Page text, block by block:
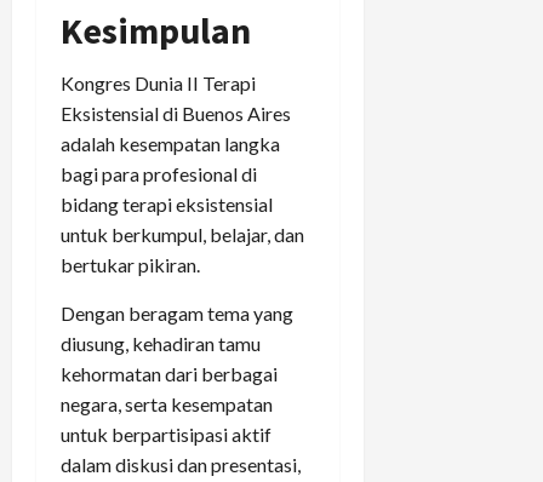
Kesimpulan
Kongres Dunia II Terapi
Eksistensial di Buenos Aires
adalah kesempatan langka
bagi para profesional di
bidang terapi eksistensial
untuk berkumpul, belajar, dan
bertukar pikiran.
Dengan beragam tema yang
diusung, kehadiran tamu
kehormatan dari berbagai
negara, serta kesempatan
untuk berpartisipasi aktif
dalam diskusi dan presentasi,